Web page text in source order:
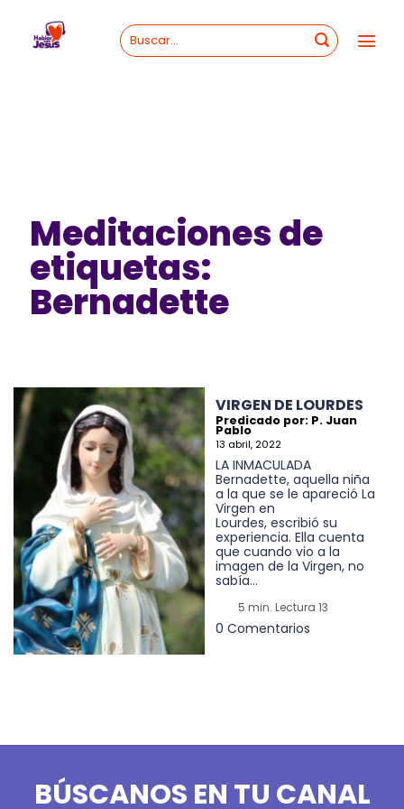
content
Meditaciones de
etiquetas:
Bernadette
VIRGEN DE LOURDES
Predicado por: P. Juan
Pablo
13 abril, 2022
LA INMACULADA
Bernadette, aquella niña
a la que se le apareció La
Virgen en
Lourdes, escribió su
experiencia. Ella cuenta
que cuando vio a la
imagen de la Virgen, no
sabía...
5 min. Lectura 13
0 Comentarios
BÚSCANOS EN TU CANAL